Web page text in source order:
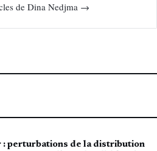
de Dina Nedjma →
: perturbations de la distribution